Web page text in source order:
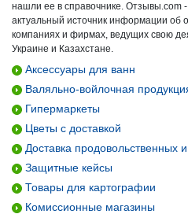
нашли ее в справочнике. Отзывы.com
актуальный источник информации об
компаниях и фирмах, ведущих свою
Украине и Казахстане.
Аксессуары для ванн
Валяльно-войлочная
Гипермаркеты
Цветы с доставкой
Доставка продовольственных
Защитные кейсы
Товары для картографии
Комиссионные магазины